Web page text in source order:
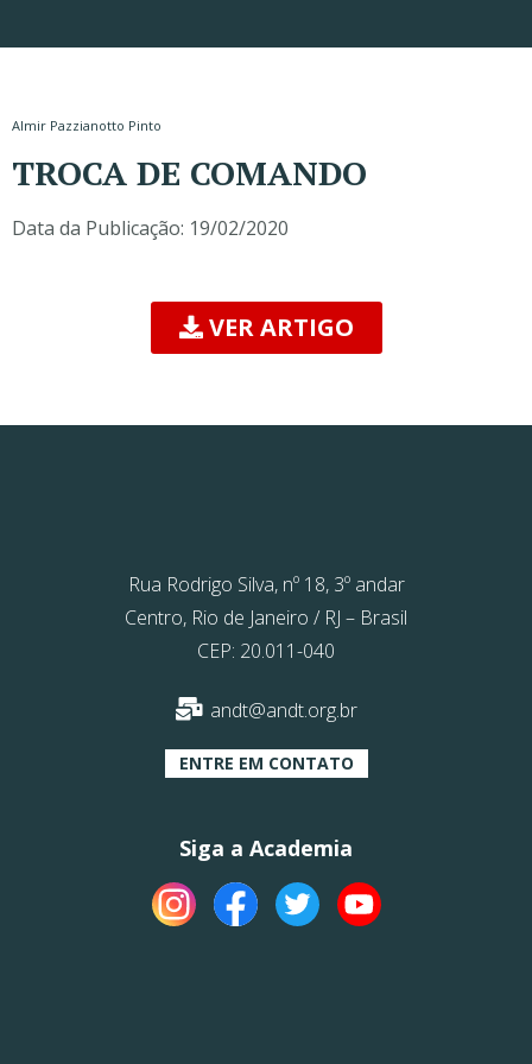
Almir Pazzianotto Pinto
TROCA DE COMANDO
Data da Publicação: 19/02/2020
VER ARTIGO
Rua Rodrigo Silva, nº 18, 3º andar
Centro, Rio de Janeiro / RJ – Brasil
CEP: 20.011-040
andt@andt.org.br
ENTRE EM CONTATO
Siga a Academia